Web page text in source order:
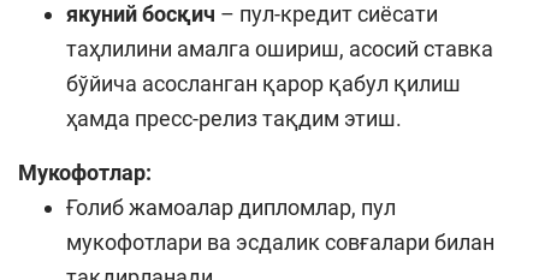
якуний босқич – пул-кредит сиёсати
таҳлилини амалга ошириш, асосий ставка
бўйича асосланган қарор қабул қилиш
ҳамда пресс-релиз тақдим этиш.
Мукофотлар:
Ғолиб жамоалар дипломлар, пул
мукофотлари ва эсдалик совғалари билан